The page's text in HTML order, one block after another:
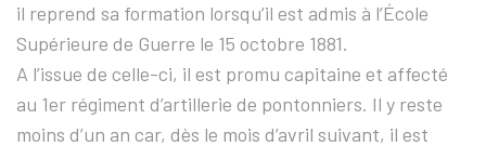
il reprend sa formation lorsqu’il est admis à l’École
Supérieure de Guerre le 15 octobre 1881.
A l’issue de celle-ci, il est promu capitaine et affecté
au 1er régiment d’artillerie de pontonniers. Il y reste
moins d’un an car, dès le mois d’avril suivant, il est